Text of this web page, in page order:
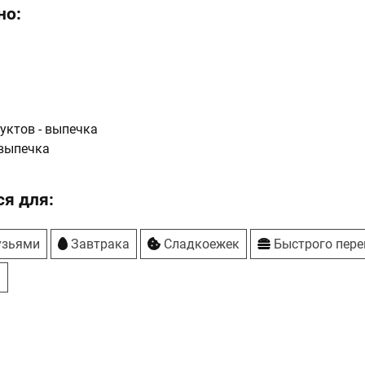
- выпечка
для:
Завтрака Сладкоежек Быстрого